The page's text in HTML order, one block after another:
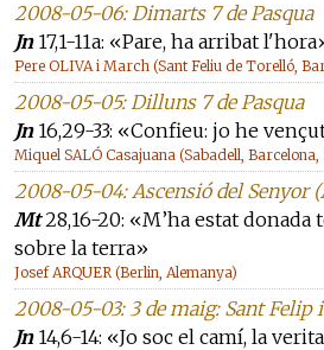
2008-05-06: Dimarts 7 de Pasqua
Jn17,1-11a: «Pare, ha arribat
Pere OLIVA i March (Sant Feliu de Torelló,
2008-05-05: Dilluns 7 de Pasqua
Jn16,29-33: «Confieu: jo he
Miquel SALÓ Casajuana (Sabadell, Barcelona,
2008-05-04: Ascensió del Senyor
Mt28,16-20: «M’ha estat donada
sobre la terra»
Josef ARQUER (Berlin, Alemanya)
2008-05-03: 3 de maig: Sant Felip
Jn14,6-14: «Jo soc el camí, la